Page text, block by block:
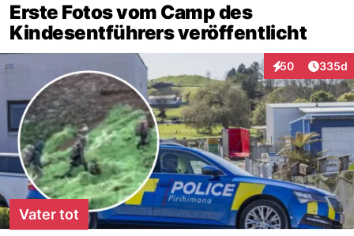
Erste Fotos vom Camp des
Kindesentführers veröffentlicht
50
Interaktionen
335d
Vater tot